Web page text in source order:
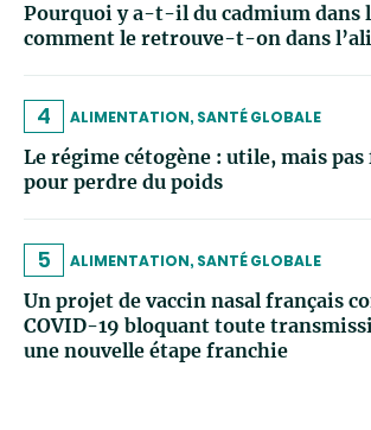
Pourquoi y a-t-il du cadmium dans
comment le retrouve-t-on dans
4 ALIMENTATION, SANTÉ GLOBALE
Le régime cétogène : utile, mais
pour perdre du poids
5 ALIMENTATION, SANTÉ GLOBALE
Un projet de vaccin nasal français
COVID-19 bloquant toute
une nouvelle étape franchie